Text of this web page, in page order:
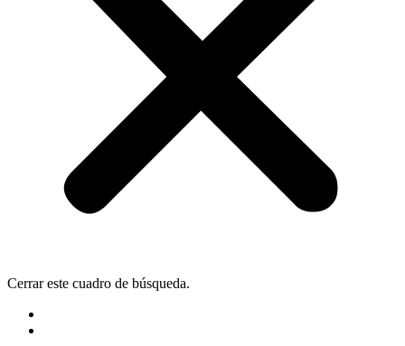
Cerrar este cuadro de búsqueda.